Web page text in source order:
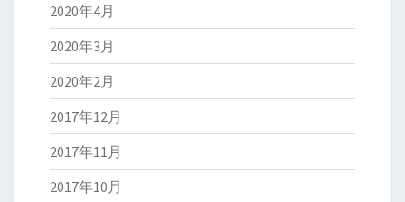
2020年4月
2020年3月
2020年2月
2017年12月
2017年11月
2017年10月